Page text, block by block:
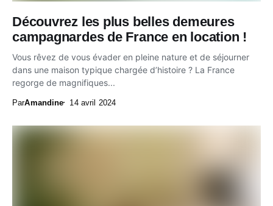
Découvrez les plus belles demeures
campagnardes de France en location !
Vous rêvez de vous évader en pleine nature et de séjourner
dans une maison typique chargée d’histoire ? La France
regorge de magnifiques...
ParAmandine 14 avril 2024